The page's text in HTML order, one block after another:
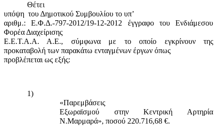
Θέτει
υπόψη του Δημοτικού Συμβουλίου το υπ’
αριθμ.: Ε.Φ.Δ.-797-2012/19-12-2012 έγγραφο του Ενδιάμεσου
Φορέα Διαχείρισης
Ε.Ε.Τ.Α.Α. Α.Ε., σύμφωνα με το οποίο εγκρίνουν της
προκαταβολή των παρακάτω ενταγμένων έργων όπως
προβλέπεται ως εξής:
1)
«Παρεμβάσεις
Εξωραϊσμού στην Κεντρική Αρτηρία
Ν.Μαρμαρά», ποσού 220.716,68 €.